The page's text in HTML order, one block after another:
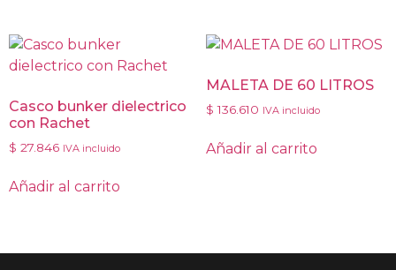
Casco bunker dielectrico
con Rachet
$ 27.846 IVA incluido
Añadir al carrito
MALETA DE 60 LITROS
$ 136.610 IVA incluido
Añadir al carrito